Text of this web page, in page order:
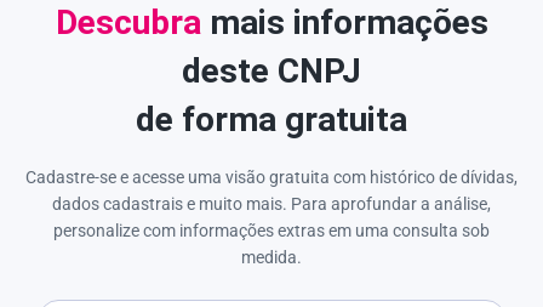
Descubra mais informações
deste CNPJ
de forma gratuita
Cadastre-se e acesse uma visão gratuita com histórico de dívidas,
dados cadastrais e muito mais. Para aprofundar a análise,
personalize com informações extras em uma consulta sob
medida.